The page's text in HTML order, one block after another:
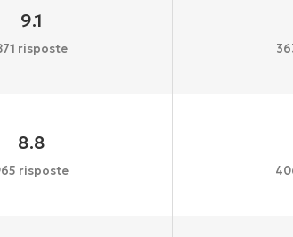
9.1
risposte
8.8
risposte